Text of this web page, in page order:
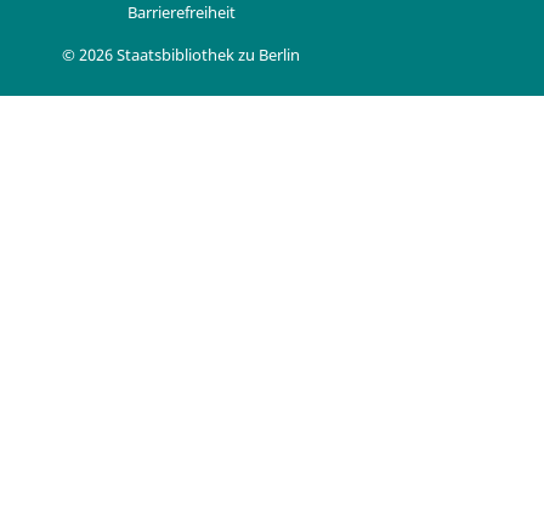
Barrierefreiheit
© 2026 Staatsbibliothek zu Berlin